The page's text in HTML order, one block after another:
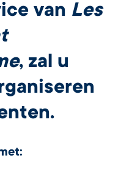
van Les
, zal u